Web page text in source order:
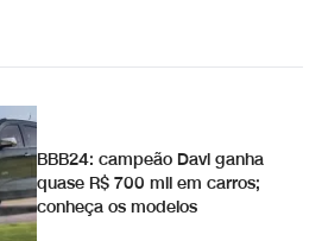
BBB24: campeão Davi ganha
quase R$ 700 mil em carros;
conheça os modelos